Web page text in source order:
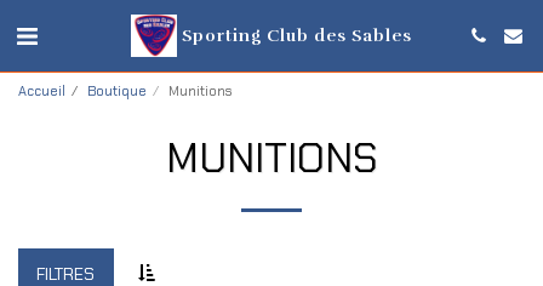
Sporting Club des Sables
Accueil Boutique Munitions
MUNITIONS
FILTRES